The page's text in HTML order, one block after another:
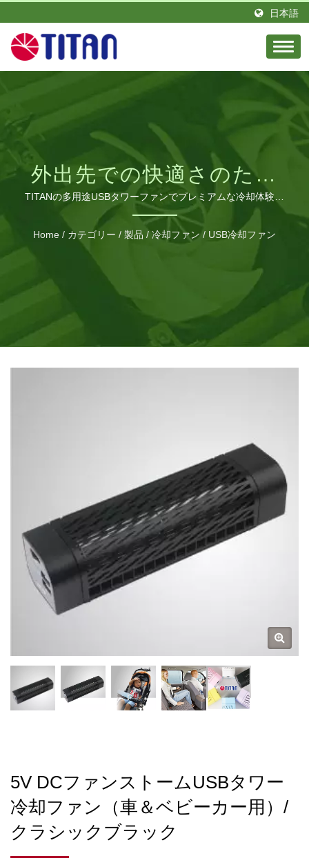
日本語
外出先での快適さのため
の究極のポータブル冷却
ソリューション
TITANの多用途USBタワーファンでプレミアムな冷却体験を
- ベビーカー、車両、アウトドア活動に最適で、産業用グレ
ードの風量と長持ちするバッテリー寿命を備えています。
Home / カテゴリー / 製品 / 冷却ファン / USB冷却ファン
5V DCファンストームUSBタワー
冷却ファン（車＆ベビーカー用）/
クラシックブラック